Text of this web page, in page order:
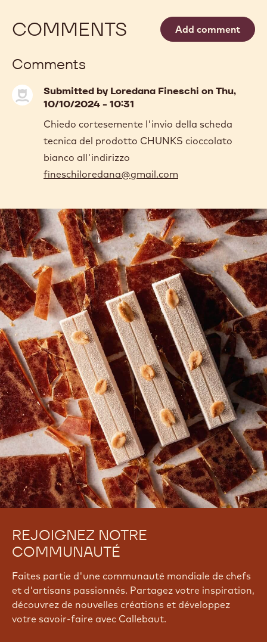
COMMENTS Add comment
Comments
Submitted by Loredana Fineschi on Thu,
10/10/2024 - 10:31
Chiedo cortesemente l'invio della scheda
tecnica del prodotto CHUNKS cioccolato
bianco all'indirizzo
fineschiloredana@gmail.com
REJOIGNEZ NOTRE
COMMUNAUTÉ
Faites partie d'une communauté mondiale de chefs
et d'artisans passionnés. Partagez votre inspiration,
découvrez de nouvelles créations et développez
votre savoir-faire avec Callebaut.